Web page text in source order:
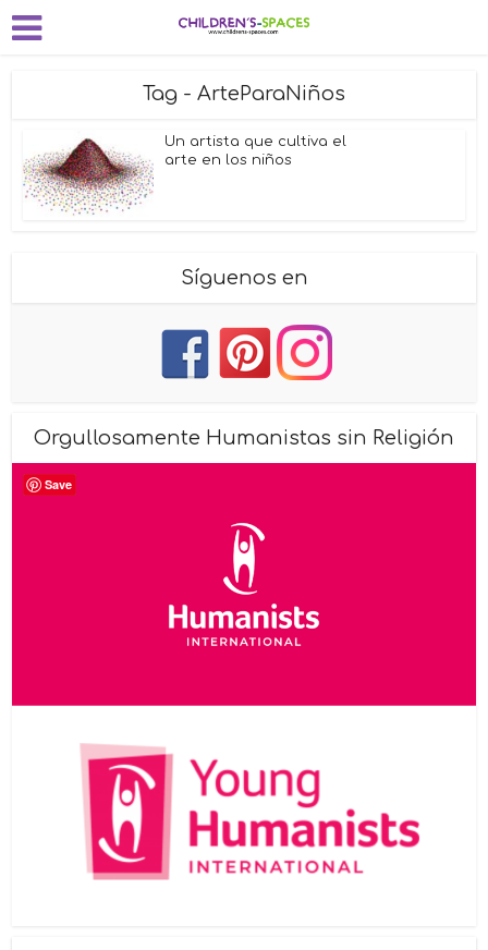
Tag - ArteParaNiños
Un artista que cultiva el
arte en los niños
Síguenos en
Orgullosamente Humanistas sin Religión
Save